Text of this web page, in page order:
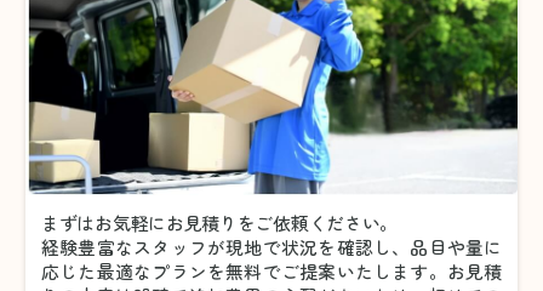
まずはお気軽にお見積りをご依頼ください。
経験豊富なスタッフが現地で状況を確認し、品目や量に
応じた最適なプランを無料でご提案いたします。お見積